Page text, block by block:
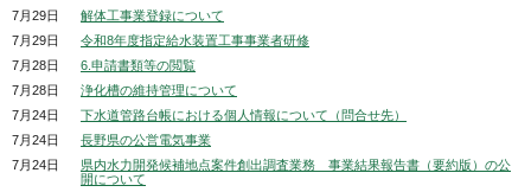
7月29日
解体工事業登録について
7月29日
令和8年度指定給水装置工事事業者研修
7月28日
6.申請書類等の閲覧
7月28日
浄化槽の維持管理について
7月24日
下水道管路台帳における個人情報について（問合せ先）
7月24日
長野県の公営電気事業
7月24日
県内水力開発候補地点案件創出調査業務 事業結果報告書（要約版）の公
開について